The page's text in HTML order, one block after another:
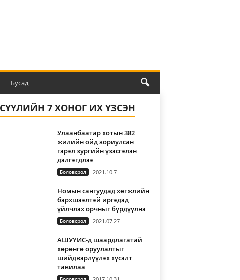
Бусад
СҮҮЛИЙН 7 ХОНОГ ИХ ҮЗСЭН
Улаанбаатар хотын 382
жилийн ойд зориулсан
гэрэл зургийн үзэсгэлэн
дэлгэгдлээ
Боловсрол 2021.10.7
Номын сангуудад хөгжлийн
бэрхшээлтэй иргэдэд
үйлчлэх орчныг бүрдүүлнэ
Боловсрол 2021.07.27
АШУҮИС-д шаардлагатай
хөрөнгө оруулалтыг
шийдвэрлүүлэх хүсэлт
тавилаа